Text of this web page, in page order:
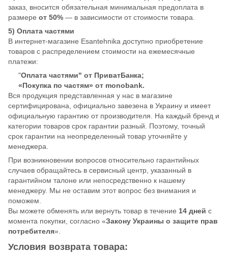
заказ, вносится обязательная минимальная предоплата в
размере от 50% — в зависимости от стоимости товара.
5) Оплата частями
В интернет-магазине Esantehnika доступно приобретение
товаров с распределением стоимости на ежемесячные
платежи:
"Оплата частями" от ПриватБанка;
«Покупка по частям» от monobank.
Вся продукция представленная у нас в магазине
сертифицирована, официально завезена в Украину и имеет
официальную гарантию от производителя. На каждый бренд и
категории товаров срок гарантии разный. Поэтому, точный
срок гарантии на неопределенный товар уточняйте у
менеджера.
При возникновении вопросов относительно гарантийных
случаев обращайтесь в сервисный центр, указанный в
гарантийном талоне или непосредственно к нашему
менеджеру. Мы не оставим этот вопрос без внимания и
поможем.
Вы можете обменять или вернуть товар в течение 14 дней с
момента покупки, согласно «Закону Украины о защите прав
потребителя».
Условия возврата товара: